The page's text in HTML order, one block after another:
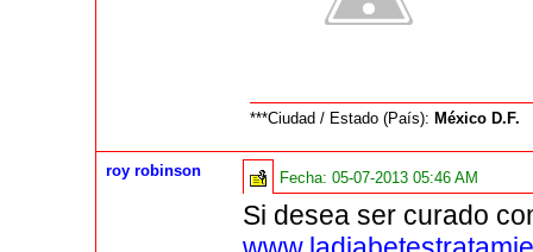
***Ciudad / Estado (País): México D.F.
roy robinson Fecha:05-07-2013 05:46 AM
Si desea ser curado